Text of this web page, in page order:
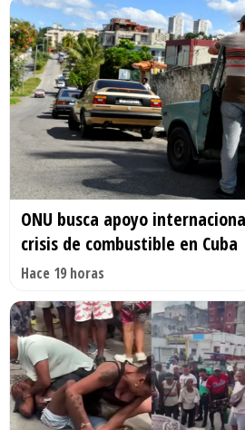
ONU busca apoyo
crisis de combustible en Cuba
Hace 19 horas